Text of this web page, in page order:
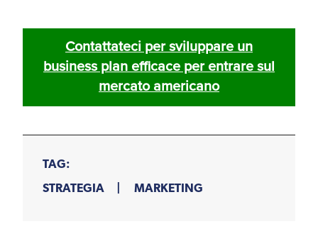
Contattateci per sviluppare un
business plan efficace per entrare sul
mercato americano
TAG:
STRATEGIA
MARKETING